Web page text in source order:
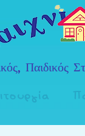
Παιδικός